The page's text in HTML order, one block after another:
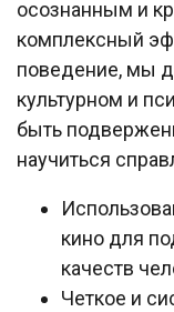
осознанным и
комплексный
поведение, мы
культурном и
быть
научиться
кино для
качеств
Четкое и